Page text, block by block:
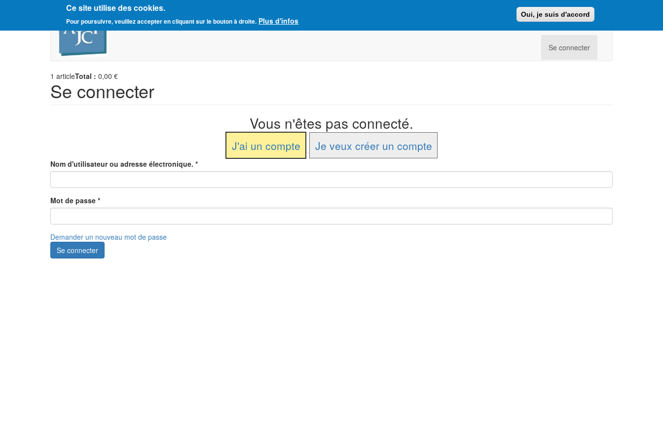
Ce site utilise des cookies.
Pour poursuivre, veuillez accepter en cliquant sur le bouton à droite. Plus d'infos
Oui, je suis d'accord
Amitié Judéo-Chrétienne de France Accueil Retour au site ajcf.fr
Se connecter
1 articleTotal : 0,00 €
Se connecter
Vous n'êtes pas connecté.
J'ai un compte Je veux créer un compte
Nom d'utilisateur ou adresse électronique. *
Mot de passe *
Demander un nouveau mot de passe
Se connecter